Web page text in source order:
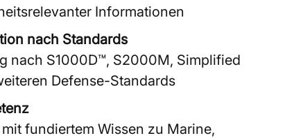
Informationen
nach Standards
nach S1000D™, S2000M, Simplified
Defense-Standards
fundiertem Wissen zu Marine,